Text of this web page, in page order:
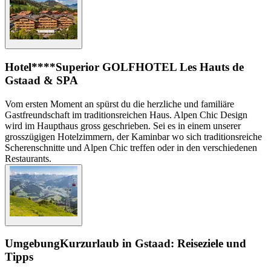
Hotel****Superior GOLFHOTEL Les Hauts de
Gstaad & SPA
Vom ersten Moment an spürst du die herzliche und familiäre
Gastfreundschaft im traditionsreichen Haus. Alpen Chic Design
wird im Haupthaus gross geschrieben. Sei es in einem unserer
grosszügigen Hotelzimmern, der Kaminbar wo sich traditionsreiche
Scherenschnitte und Alpen Chic treffen oder in den verschiedenen
Restaurants.
UmgebungKurzurlaub in Gstaad: Reiseziele und
Tipps